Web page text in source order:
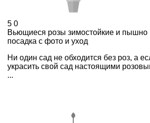
5 0
Вьющиеся розы зимостойкие и пышно
посадка с фото и уход
Ни один сад не обходится без роз, а
украсить свой сад настоящими
...